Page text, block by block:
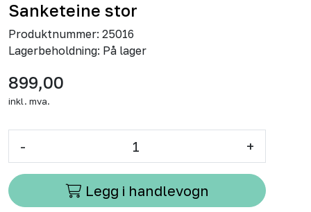
Sanketeine stor
Produktnummer: 25016
Lagerbeholdning: På lager
899,00
inkl. mva.
- +
Legg i handlevogn